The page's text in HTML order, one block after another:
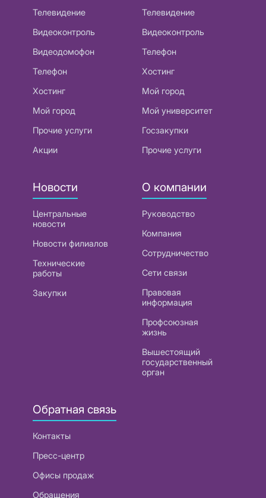
Телевидение
Видеоконтроль
Видеодомофон
Телефон
Хостинг
Мой город
Прочие услуги
Акции
Телевидение
Видеоконтроль
Телефон
Хостинг
Мой город
Мой университет
Госзакупки
Прочие услуги
Новости
Центральные
новости
Новости филиалов
Технические
работы
Закупки
О компании
Руководство
Компания
Сотрудничество
Сети связи
Правовая
информация
Профсоюзная
жизнь
Вышестоящий
государственный
орган
Обратная связь
Контакты
Пресс-центр
Офисы продаж
Обращения